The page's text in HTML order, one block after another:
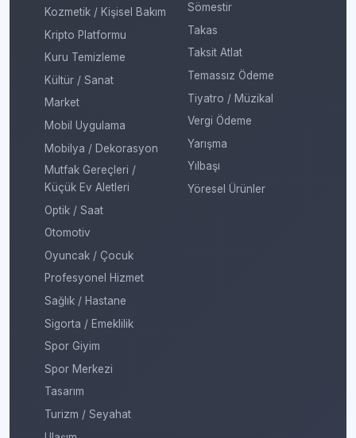
Kozmetik / Kişisel Bakım
Kripto Platformu
Kuru Temizleme
Kültür / Sanat
Market
Mobil Uygulama
Mobilya / Dekorasyon
Mutfak Gereçleri /
Küçük Ev Aletleri
Optik / Saat
Otomotiv
Oyuncak / Çocuk
Profesyonel Hizmet
Sağlık / Hastane
Sigorta / Emeklilik
Spor Giyim
Spor Merkezi
Tasarım
Turizm / Seyahat
Sömestir
Takas
Taksit Atlat
Temassız Ödeme
Tiyatro / Müzikal
Vergi Ödeme
Yarışma
Yılbaşı
Yöresel Ürünler